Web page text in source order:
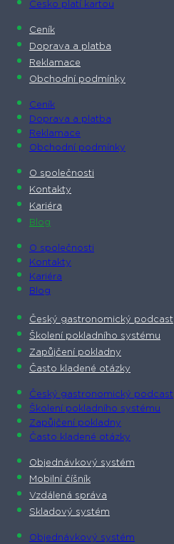
Česko platí kartou
Ceník
Doprava a platba
Reklamace
Obchodní podmínky
Ceník
Doprava a platba
Reklamace
Obchodní podmínky
O společnosti​
Kontakty
Kariéra
Blog
O společnosti​
Kontakty
Kariéra
Blog
Český gastronomický podcast​
Školení pokladního systému
Zapůjčení pokladny
Často kladené otázky
Český gastronomický podcast​
Školení pokladního systému
Zapůjčení pokladny
Často kladené otázky
Objednávkový systém
Mobilní číšník
Vzdálená správa
Skladový systém
Objednávkový systém